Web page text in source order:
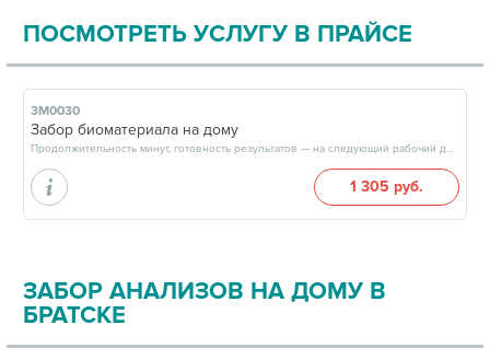
ПОСМОТРЕТЬ УСЛУГУ В ПРАЙСЕ
3М0030
Забор биоматериала на дому
Продолжительность минут, готовность результатов — на следующий рабочий день
1 305 руб.
ЗАБОР АНАЛИЗОВ НА ДОМУ В
БРАТСКЕ